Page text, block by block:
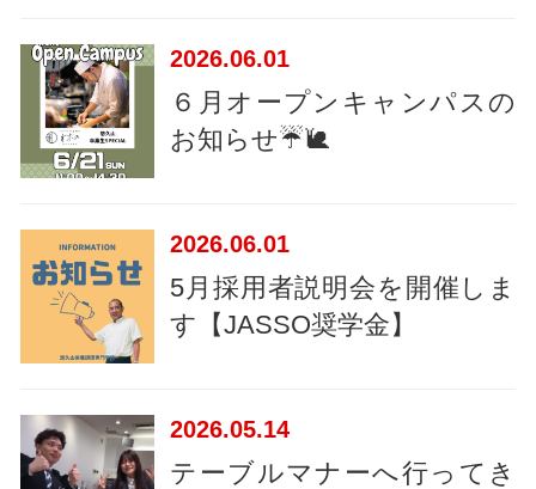
2026 06.01
６月オープンキャンパスの
お知らせ☔🐌
2026 06.01
5月採用者説明会を開催しま
す【JASSO奨学金】
2026 05.14
テーブルマナーへ行ってき